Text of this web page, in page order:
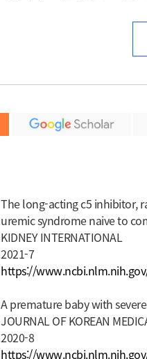
The long-acting c5 inhibitor,
uremic syndrome naive to
KIDNEY INTERNATIONAL
2021-7
https://
A premature baby with
JOURNAL OF KOREAN
2020-8
https://